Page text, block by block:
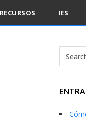
RECURSOS IES